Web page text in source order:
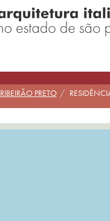
RIBEIRÃO PRETO